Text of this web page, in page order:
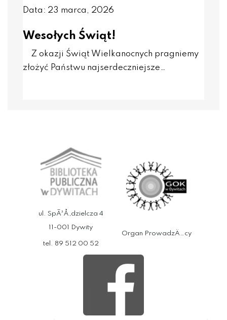
Data: 23 marca, 2026
Wesołych Świąt!
Z okazji Świąt Wielkanocnych pragniemy
złożyć Państwu najserdeczniejsze…
ul. SpÃ³Å‚dzielcza 4
11-001 Dywity
tel. 89 512 00 52
Organ ProwadzÄ…cy